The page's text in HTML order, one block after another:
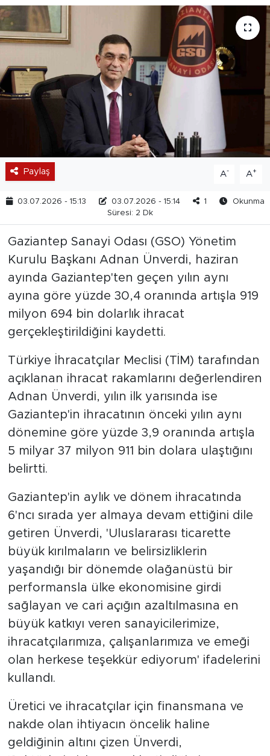
Paylaş A- A+
03.07.2026 - 15:13 03.07.2026 - 15:14 1
Okunma
Süresi: 2 Dk
Gaziantep Sanayi Odası (GSO) Yönetim
Kurulu Başkanı Adnan Ünverdi, haziran
ayında Gaziantep'ten geçen yılın aynı
ayına göre yüzde 30,4 oranında artışla 919
milyon 694 bin dolarlık ihracat
gerçekleştirildiğini kaydetti.
Türkiye İhracatçılar Meclisi (TİM) tarafından
açıklanan ihracat rakamlarını değerlendiren
Adnan Ünverdi, yılın ilk yarısında ise
Gaziantep'in ihracatının önceki yılın aynı
dönemine göre yüzde 3,9 oranında artışla
5 milyar 37 milyon 911 bin dolara ulaştığını
belirtti.
Gaziantep'in aylık ve dönem ihracatında
6'ncı sırada yer almaya devam ettiğini dile
getiren Ünverdi, 'Uluslararası ticarette
büyük kırılmaların ve belirsizliklerin
yaşandığı bir dönemde olağanüstü bir
performansla ülke ekonomisine girdi
sağlayan ve cari açığın azaltılmasına en
büyük katkıyı veren sanayicilerimize,
ihracatçılarımıza, çalışanlarımıza ve emeği
olan herkese teşekkür ediyorum' ifadelerini
kullandı.
Üretici ve ihracatçılar için finansmana ve
nakde olan ihtiyacın öncelik haline
geldiğinin altını çizen Ünverdi,